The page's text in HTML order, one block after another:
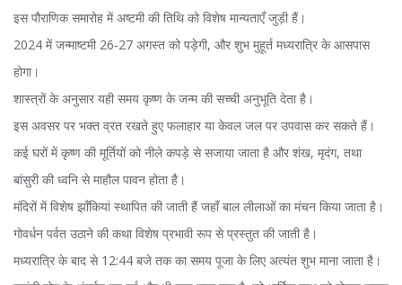
इस पौराणिक समारोह में अष्टमी की तिथि को विशेष मान्यताएँ जुड़ी हैं।
2024 में जन्माष्टमी 26‑27 अगस्त को पड़ेगी, और शुभ मुहूर्त मध्यरात्रि के आसपास
होगा।
शास्त्रों के अनुसार यही समय कृष्ण के जन्म की सच्ची अनुभूति देता है।
इस अवसर पर भक्त व्रत रखते हुए फलाहार या केवल जल पर उपवास कर सकते हैं।
कई घरों में कृष्ण की मूर्तियों को नीले कपड़े से सजाया जाता है और शंख, मृदंग, तथा
बांसुरी की ध्वनि से माहौल पावन होता है।
मंदिरों में विशेष झाँकियां स्थापित की जाती हैं जहाँ बाल लीलाओं का मंचन किया जाता है।
गोवर्धन पर्वत उठाने की कथा विशेष प्रभावी रूप से प्रस्तुत की जाती है।
मध्यरात्रि के बाद से 12:44 बजे तक का समय पूजा के लिए अत्यंत शुभ माना जाता है।